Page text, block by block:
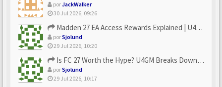
porJackWalker
30 Jul 2026, 09:26
Madden 27 EA Access Rewards Explained | U4GM Early Game Surv...
porSjolund
29 Jul 2026, 10:20
Is FC 27 Worth the Hype? U4GM Breaks Down Every Major Reveal
porSjolund
29 Jul 2026, 10:17